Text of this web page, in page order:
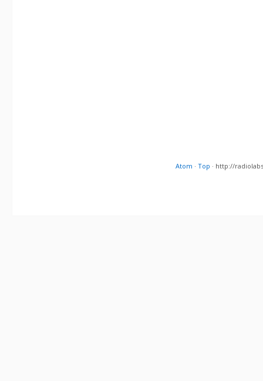
Atom · Top · http://